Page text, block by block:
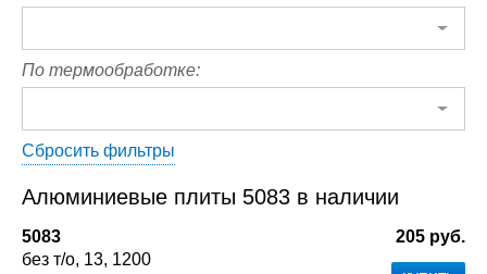
По термообработке:
Сбросить фильтры
Алюминиевые плиты 5083 в наличии
5083
без т/о 13 1200
205 руб.